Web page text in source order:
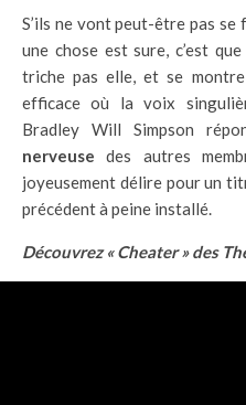
S’ils ne vont peut-être pas se
une chose est sure, c’est
triche pas elle, et se
efficace où la voix
Bradley Will Simpson
nerveuse des autres
joyeusement délire pour un
précédent à peine installé.
Découvrez « Cheater » des